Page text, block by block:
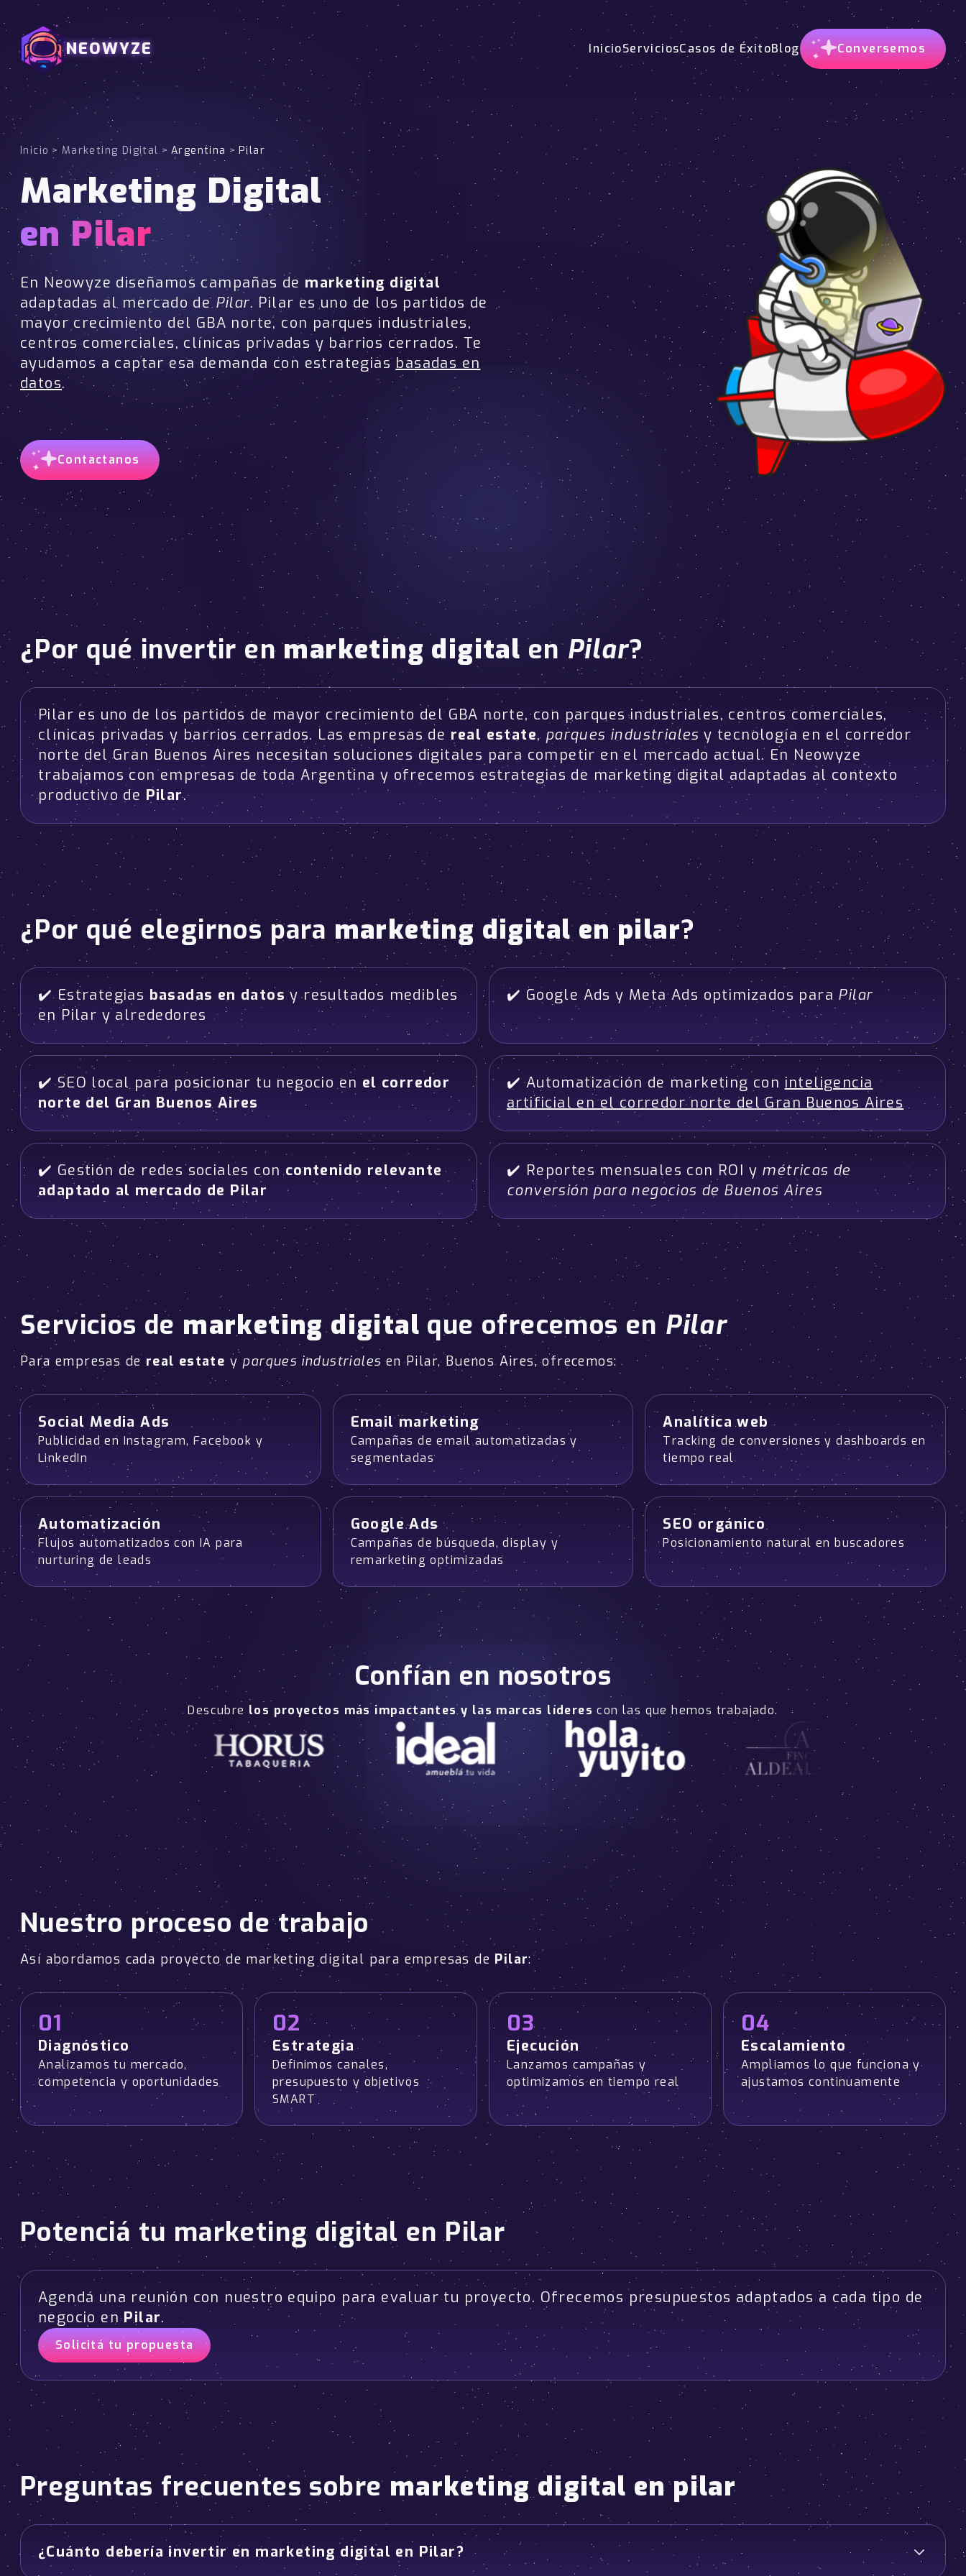
NEOWYZE InicioServiciosCasos de ÉxitoBlog Conversemos
Inicio > Marketing Digital > Argentina > Pilar
Marketing Digital
en Pilar
En Neowyze diseñamos campañas de marketing digital
adaptadas al mercado dePilar. Pilar es uno de los partidos de
mayor crecimiento del GBA norte, con parques industriales,
centros comerciales, clínicas privadas y barrios cerrados. Te
ayudamos a captar esa demanda con estrategias basadas en
datos.
Contactanos
¿Por qué invertir enmarketing digital enPilar?
Pilar es uno de los partidos de mayor crecimiento del GBA norte, con parques industriales, centros comerciales,
clínicas privadas y barrios cerrados. Las empresas de real estate, parques industriales y tecnología en el corredor
norte del Gran Buenos Aires necesitan soluciones digitales para competir en el mercado actual. En Neowyze
trabajamos con empresas de toda Argentina y ofrecemos estrategias de marketing digital adaptadas al contexto
productivo de Pilar.
¿Por qué elegirnos para marketing digital en pilar?
✔️ Estrategias basadas en datos y resultados medibles
en Pilar y alrededores
✔️ Google Ads y Meta Ads optimizados para Pilar
✔️ SEO local para posicionar tu negocio en el corredor
norte del Gran Buenos Aires
✔️ Automatización de marketing con inteligencia
artificial en el corredor norte del Gran Buenos Aires
✔️ Gestión de redes sociales concontenido relevante
adaptado al mercado de Pilar
✔️ Reportes mensuales con ROI y métricas de
conversión para negocios de Buenos Aires
Servicios de marketing digital que ofrecemos en Pilar
Para empresas de real estate y parques industriales en Pilar, Buenos Aires, ofrecemos:
Social Media Ads
Publicidad en Instagram, Facebook y
LinkedIn
Email marketing
Campañas de email automatizadas y
segmentadas
Analítica web
Tracking de conversiones y dashboards en
tiempo real
Automatización
Flujos automatizados con IA para
nurturing de leads
Google Ads
Campañas de búsqueda, display y
remarketing optimizadas
SEO orgánico
Posicionamiento natural en buscadores
Confían en nosotros
Descubre los proyectos más impactantes y las marcas líderes con las que hemos trabajado.
Nuestro proceso de trabajo
Así abordamos cada proyecto de marketing digital para empresas de Pilar:
01
Diagnóstico
Analizamos tu mercado,
competencia y oportunidades
02
Estrategia
Definimos canales,
presupuesto y objetivos
SMART
03
Ejecución
Lanzamos campañas y
optimizamos en tiempo real
04
Escalamiento
Ampliamos lo que funciona y
ajustamos continuamente
Potenciá tu marketing digital en Pilar
Agendá una reunión con nuestro equipo para evaluar tu proyecto. Ofrecemos presupuestos adaptados a cada tipo de
negocio enPilar.
Solicitá tu propuesta
Preguntas frecuentes sobre marketing digital en pilar
¿Cuánto debería invertir en marketing digital en Pilar?